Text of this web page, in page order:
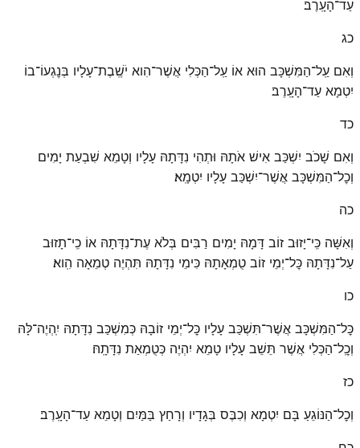
עַד־הָעָֽרֶב׃
כג
וְאִם עַֽל־הַמִּשְׁכָּב הוּא אוֹ עַֽל־הַכְּלִי אֲשֶׁר־הִוא יֹשֶֽׁבֶת־עָלָיו בְּנׇגְעוֹ־בוֹ
יִטְמָא עַד־הָעָֽרֶב׃
כד
וְאִם שָׁכֹב יִשְׁכַּב אִישׁ אֹתָהּ וּתְהִי נִדָּתָהּ עָלָיו וְטָמֵא שִׁבְעַת יָמִים
וְכׇל־הַמִּשְׁכָּב אֲשֶׁר־יִשְׁכַּב עָלָיו יִטְמָֽא׃
כה
וְאִשָּׁה כִּֽי־יָזוּב זוֹב דָּמָהּ יָמִים רַבִּים בְּלֹא עֶת־נִדָּתָהּ אוֹ כִֽי־תָזוּב
עַל־נִדָּתָהּ כׇּל־יְמֵי זוֹב טֻמְאָתָהּ כִּימֵי נִדָּתָהּ תִּהְיֶה טְמֵאָה הִֽוא׃
כו
כׇּל־הַמִּשְׁכָּב אֲשֶׁר־תִּשְׁכַּב עָלָיו כׇּל־יְמֵי זוֹבָהּ כְּמִשְׁכַּב נִדָּתָהּ יִֽהְיֶה־לָּהּ
וְכׇֽל־הַכְּלִי אֲשֶׁר תֵּשֵׁב עָלָיו טָמֵא יִהְיֶה כְּטֻמְאַת נִדָּתָֽהּ׃
כז
וְכׇל־הַנּוֹגֵעַ בָּם יִטְמָא וְכִבֶּס בְּגָדָיו וְרָחַץ בַּמַּיִם וְטָמֵא עַד־הָעָֽרֶב׃